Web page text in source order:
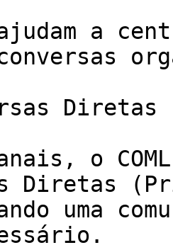
a
Diretas
o
Diretas
uma